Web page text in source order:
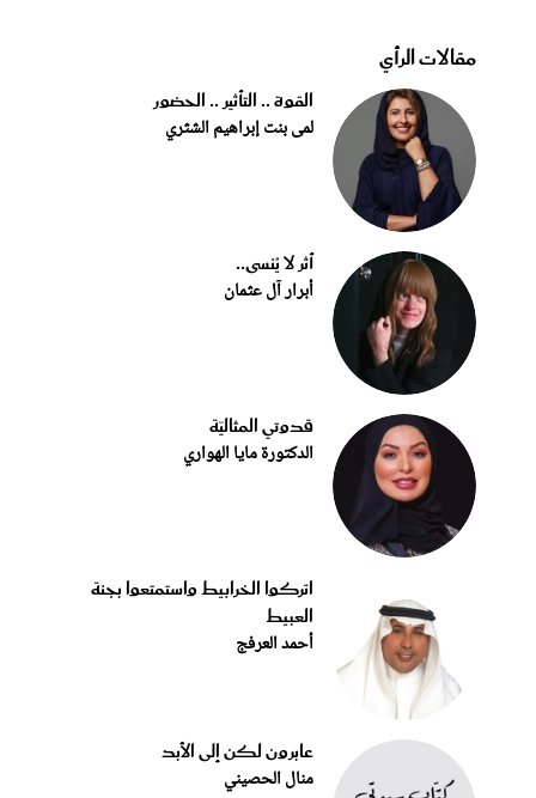
مقالات الرأي
القوة .. التأثير .. الحضور
لمى بنت إبراهيم الشثري
أثر لا يُنسى..
أبرار آل عثمان
قدوتي المثاليّة
الدكتورة مايا الهواري
اتركوا الخرابيط واستمتعوا بجنة
العبيط
أحمد العرفج
عابرون لكن إلى الأبد
منال الحصيني